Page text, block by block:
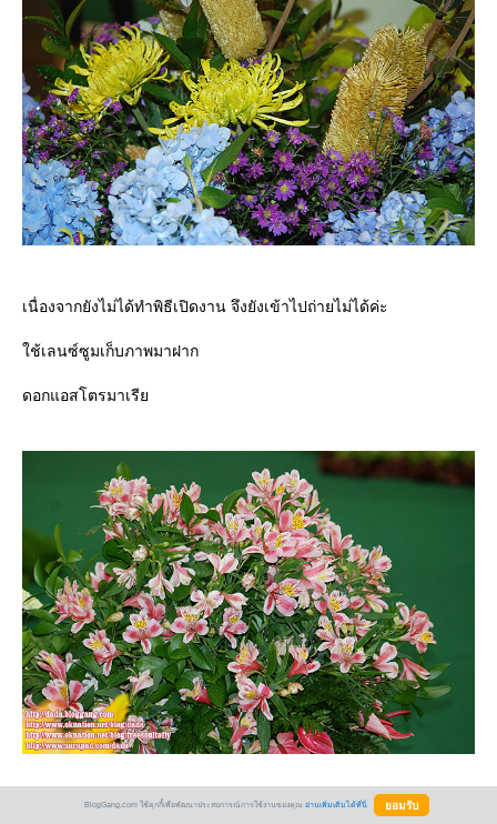
เนื่องจากยังไม่ได้ทำพิธีเปิดงาน จึงยังเข้าไปถ่ายไม่ได้ค่ะ
ช้เลนซ์ซูมเก็บภาพมาฝาก
ดอกแอสโตรมาเรี
สนปดารกอน ดอกนี้ดอกใหญ่มากช่อดอกเลยถ่วงโน้มโค้งงอ
BlogGang.com ใช้คุกกี้เพื่อพัฒนาประสบการณ์การใช้งานของคุณ อ่านเพิ่มเติมได้ที่นี่